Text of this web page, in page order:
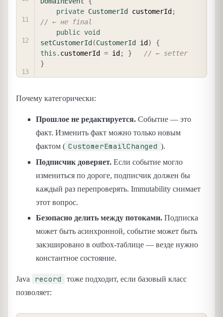
private CustomerId customerId ;
// ← не final
public void
setCustomerId (CustomerId id )
{
this . customerId = id ; }
// ← setter
}
Почему категорически:
Прошлое не редактируется. Событие — это
факт. Изменить факт можно только новым
фактом ( CustomerEmailChanged ).
Подписчик доверяет. Если событие могло
измениться по дороге, подписчик должен бы
каждый раз перепроверять. Immutability снимает
этот вопрос.
Безопасно делить между потоками. Подписка
может быть асинхронной, событие может быть
закэшировано в outbox-таблице — везде нужно
константное состояние.
Java record
тоже подходит, если базовый класс
позволяет: